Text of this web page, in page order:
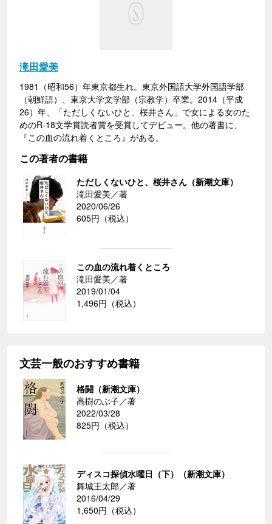
滝田愛美
1981（昭和56）年東京都生れ。東京外国語大学外国語学部
（朝鮮語）、東京大学文学部（宗教学）卒業。2014（平成
26）年、「ただしくないひと、桜井さん」で女による女のた
めのR-18文学賞読者賞を受賞してデビュー。他の著書に、
『この血の流れ着くところ』がある。
この著者の書籍
ただしくないひと、桜井さん（新潮文庫）
滝田愛美／著
2020/06/26
605円（税込）
この血の流れ着くところ
滝田愛美／著
2019/01/04
1,496円（税込）
文芸一般のおすすめ書籍
格闘（新潮文庫）
高樹のぶ子／著
2022/03/28
825円（税込）
ディスコ探偵水曜日（下）（新潮文庫）
舞城王太郎／著
2016/04/29
1,650円（税込）